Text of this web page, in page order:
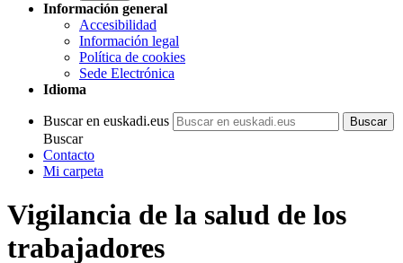
Información general
Accesibilidad
Información legal
Política de cookies
Sede Electrónica
Idioma
Buscar en euskadi.eus
Buscar
Contacto
Mi carpeta
Vigilancia de la salud de los
trabajadores